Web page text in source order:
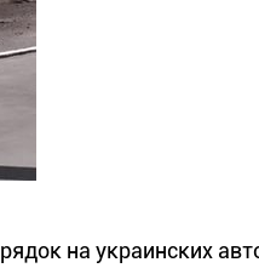
на украинских